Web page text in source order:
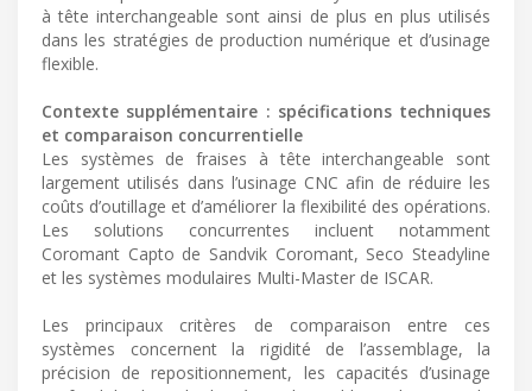
à tête interchangeable sont ainsi de plus en plus utilisés
dans les stratégies de production numérique et d’usinage
flexible.
Contexte supplémentaire : spécifications techniques
et comparaison concurrentielle
Les systèmes de fraises à tête interchangeable sont
largement utilisés dans l’usinage CNC afin de réduire les
coûts d’outillage et d’améliorer la flexibilité des opérations.
Les solutions concurrentes incluent notamment
Coromant Capto de Sandvik Coromant, Seco Steadyline
et les systèmes modulaires Multi-Master de ISCAR.
Les principaux critères de comparaison entre ces
systèmes concernent la rigidité de l’assemblage, la
précision de repositionnement, les capacités d’usinage